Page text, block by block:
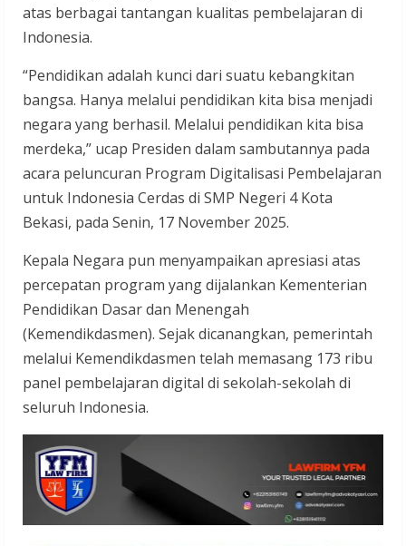
atas berbagai tantangan kualitas pembelajaran di
Indonesia.
“Pendidikan adalah kunci dari suatu kebangkitan
bangsa. Hanya melalui pendidikan kita bisa menjadi
negara yang berhasil. Melalui pendidikan kita bisa
merdeka,” ucap Presiden dalam sambutannya pada
acara peluncuran Program Digitalisasi Pembelajaran
untuk Indonesia Cerdas di SMP Negeri 4 Kota
Bekasi, pada Senin, 17 November 2025.
Kepala Negara pun menyampaikan apresiasi atas
percepatan program yang dijalankan Kementerian
Pendidikan Dasar dan Menengah
(Kemendikdasmen). Sejak dicanangkan, pemerintah
melalui Kemendikdasmen telah memasang 173 ribu
panel pembelajaran digital di sekolah-sekolah di
seluruh Indonesia.